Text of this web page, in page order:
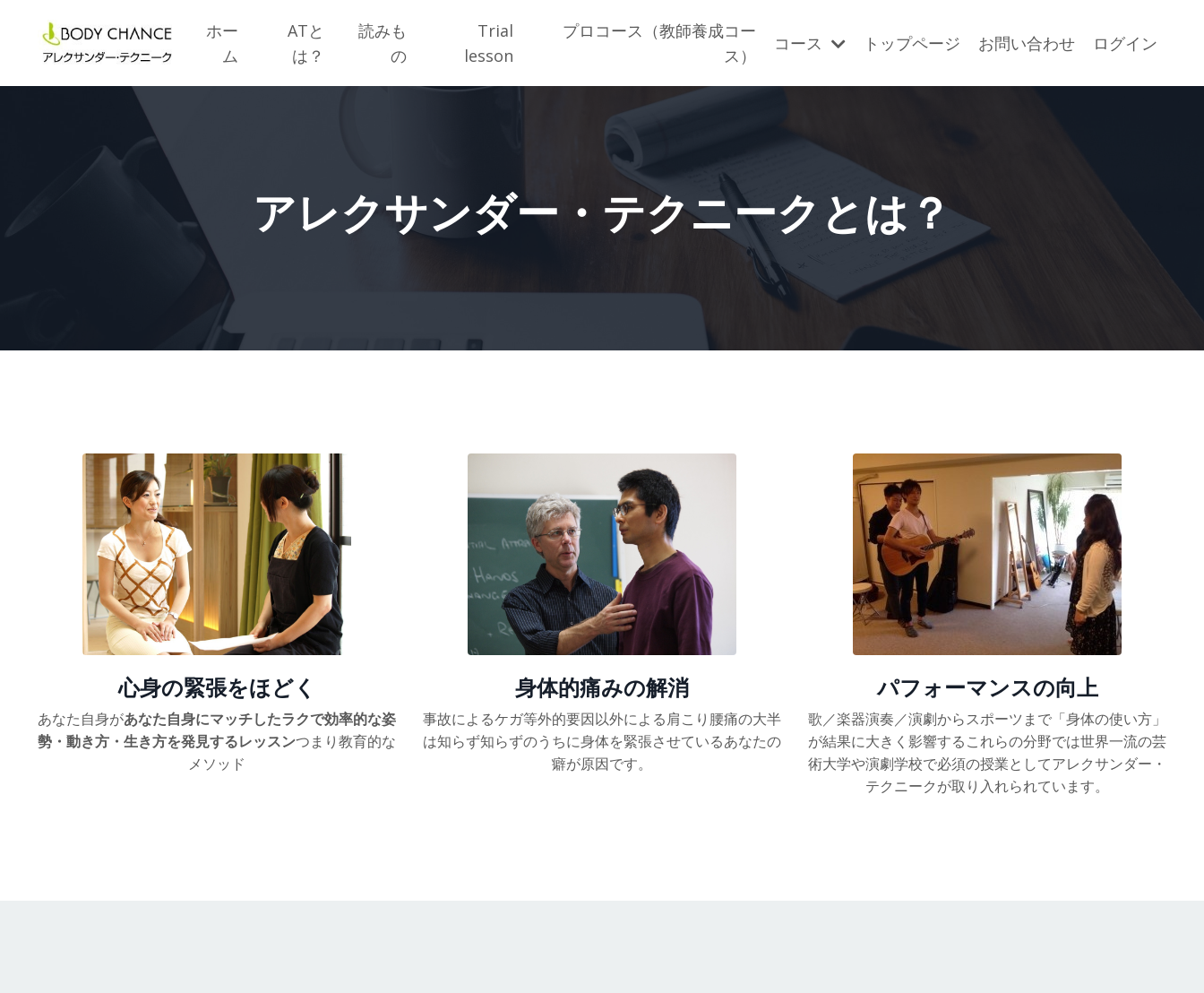
ホー
ム
ATと
は？
読みも
の
Trial
lesson
プロコース（教師養成コー
ス）
コース トップページ お問い合わせ ログイン
アレクサンダー・テクニークとは？
心身の緊張をほどく
あなた自身があなた自身にマッチしたラクで効率的な姿
勢・動き方・生き方を発見するレッスンつまり教育的な
メソッド
身体的痛みの解消
事故によるケガ等外的要因以外による肩こり腰痛の大半
は知らず知らずのうちに身体を緊張させているあなたの
癖が原因です。
パフォーマンスの向上
歌／楽器演奏／演劇からスポーツまで「身体の使い方」
が結果に大きく影響するこれらの分野では世界一流の芸
術大学や演劇学校で必須の授業としてアレクサンダー・
テクニークが取り入れられています。